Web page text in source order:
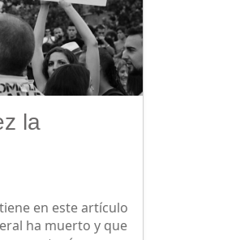
la
en este artículo
ha muerto y que